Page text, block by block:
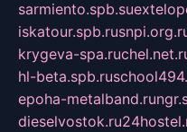
sarmiento.spb.su
iskatour.spb.ru
krygeva-spa.ru
hl-beta.spb.ru
epoha-metalband.ru
dieselvostok.ru